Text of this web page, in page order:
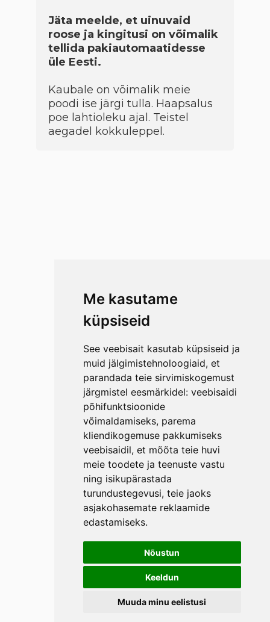
Me kasutame
küpsiseid
See veebisait kasutab küpsiseid ja
muid jälgimistehnoloogiaid, et
parandada teie sirvimiskogemust
järgmistel eesmärkidel: veebisaidi
põhifunktsioonide
võimaldamiseks, parema
kliendikogemuse pakkumiseks
veebisaidil, et mõõta teie huvi
meie toodete ja teenuste vastu
ning isikupärastada
turundustegevusi, teie jaoks
asjakohasemate reklaamide
edastamiseks.
Nõustun
Keeldun
Muuda minu eelistusi
Jäta meelde, et uinuvaid
roose ja kingitusi on võimalik
tellida pakiautomaatidesse
üle Eesti.
Kaubale on võimalik meie
poodi ise järgi tulla. Haapsalus
poe lahtioleku ajal. Teistel
aegadel kokkuleppel.